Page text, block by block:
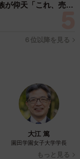
が仰天「これ、売れ
６位以降を見る
大江 篤
園田学園女子大学学長
もっと見る